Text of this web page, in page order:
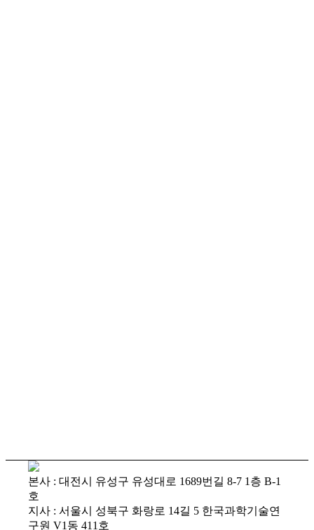
본사 : 대전시 유성구 유성대로 1689번길 8-7 1층 B-1
호
지사 : 서울시 성북구 화랑로 14길 5 한국과학기술연
구원 V1동 411호